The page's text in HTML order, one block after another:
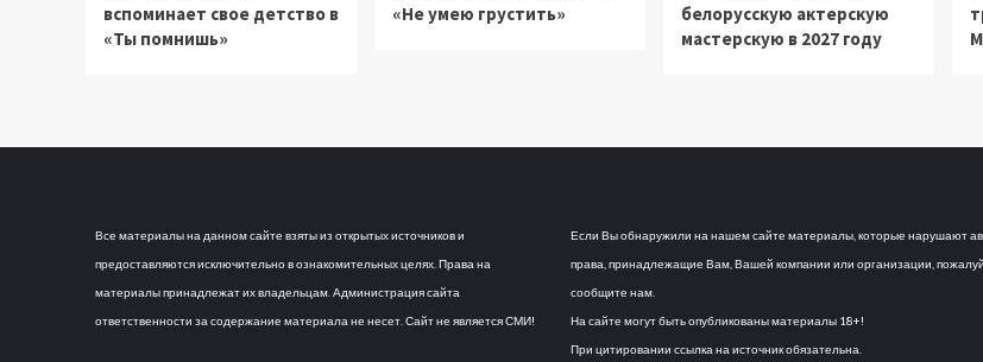
вспоминает свое детство в
«Ты помнишь»
«Не умею грустить»
белорусскую актерскую
мастерскую в 2027 году
Все материалы на данном сайте взяты из открытых источников и
предоставляются исключительно в ознакомительных целях. Права на
материалы принадлежат их владельцам. Администрация сайта
ответственности за содержание материала не несет. Сайт не является СМИ!
Если Вы обнаружили на нашем сайте материалы, которые нарушают
права, принадлежащие Вам, Вашей компании или организации,
сообщите нам.
На сайте могут быть опубликованы материалы 18+!
При цитировании ссылка на источник обязательна.